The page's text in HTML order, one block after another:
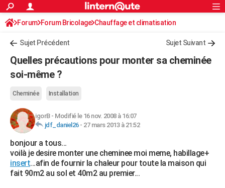
ACTUALITÉS
Politique
Société
Faits Divers
Education
Monde
Villes
+
Programme TV
Streaming
Cinéma
Sorties cinéma
Musique
FINANCE
Retraite
Impôts
Epargne
Immobilier
Risques naturels par ville
Banque
Assurance
Crédit
AUTO
Essais
Réserver un essai
Citadines
Berlines
SUV
Forum auto
HIGH-TECH
Mobiles
Meilleur smartphone
Internet
Ordinateurs
Jeux vidéo
Guide high-tech
BRICOLAGE
Forum
Aménagement intérieur
Extérieur
Cuisine
Salle de bains
Jardinage
Rangement
WEEK-END
Guides de France
Escapades
Patrimoine
Expositions
Musées
Week-end nature
+LIFESTYLE
Rechercher
S'inscrire
Connexion
Forum Forum Bricolage Chauffage et climatisation
Sujet Précédent Sujet Suivant
Quelles précautions pour monter sa cheminée
soi-même ?
Cheminée Installation
igorB- Modifié le 16 nov. 2008 à 16:07
jdf_daniel26- 27 mars 2013 à 21:52
bonjour a tous...
voilà je desire monter une cheminee moi meme, habillage+
insert...afin de fournir la chaleur pour toute la maison qui
fait 90m2 au sol et 40m2 au premier...